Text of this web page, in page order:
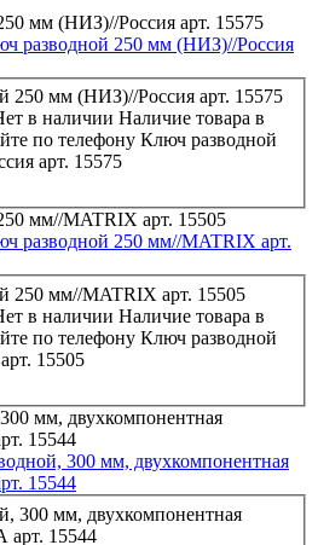
разводной 250 мм (НИЗ)//Россия
в наличии Наличие товара в
по телефону Ключ разводной
арт. 15575
разводной 250 мм//MATRIX арт.
в наличии Наличие товара в
по телефону Ключ разводной
15505
300 мм, двухкомпонентная
15544